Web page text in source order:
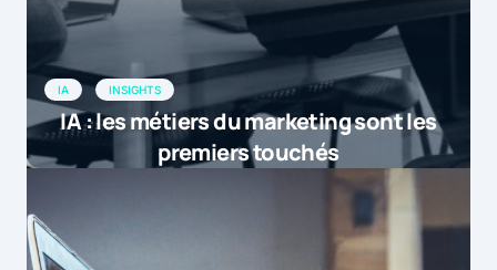
IA INSIGHTS
IA : les métiers du marketing sont les
premiers touchés